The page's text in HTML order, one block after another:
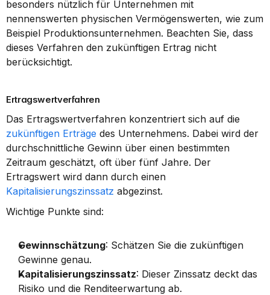
besonders nützlich für Unternehmen mit
nennenswerten physischen Vermögenswerten, wie zum
Beispiel Produktionsunternehmen. Beachten Sie, dass
dieses Verfahren den zukünftigen Ertrag nicht
berücksichtigt.
Ertragswertverfahren
zukünftigen Erträge des Unternehmens. Dabei wird der
durchschnittliche Gewinn über einen bestimmten
Zeitraum geschätzt, oft über fünf Jahre. Der
Kapitalisierungszinssatz abgezinst.
Wichtige Punkte sind:
Gewinnschätzung: Schätzen Sie die zukünftigen
Gewinne genau.
Kapitalisierungszinssatz: Dieser Zinssatz deckt das
Risiko und die Renditeerwartung ab.